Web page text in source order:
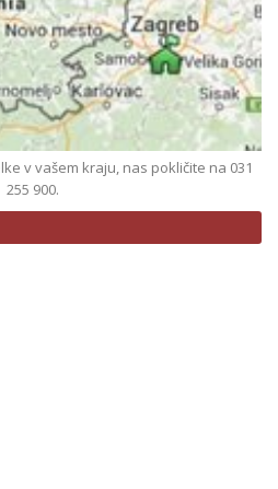
v vašem kraju, nas pokličite na 031
255 900.